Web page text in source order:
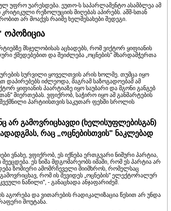
უარესდება. ეუთო-ს საპარლამენტო ასამბლეა ამ
რეზოლუციის მიღებას აპირებს. აშშ-სთან
არ მოაქვს რაიმე ხელშესახები შედეგი.
ოპოზიცია
მსჯელობისას აცხადებს, რომ ვიქტორ ყიფიანის
ქმედებებით და შეიძლება „ოცნების" მხარდამჭერთა
სურვილი ყოველთვის არის ხოლმე. თუმცა იყო
იძლეოდა, მაგრამ საზოგადოებამ ამ
ყიფიანის პაარტიაზე იყო საუბარი და მგონი განგებ
მიერთებას. ვფიქრობ, საჭირო იყო ამ განმარტების
პარტიისთვის საკუთარ ფეხში სროლის
არ გამოვრიცხავდი (ხელისუფლებისგან)
რაც „ოცნებისთვის" ნაკლებად
ვნახე, ვფიქრობ, ეს იქნება ერთგვარი ნიშური პარტია,
ეს ნიშა მდგომარეობს იმაში, რომ ეს პარტია არ
ზომიერი ამომრჩეველი მიიმხროს, რომელსაც
რომ ის შევიდეს „ოცნების" ელექტორალურ
ნაწილი", - განაცხადა ანჯაფარიძემ.
აგორება და ვითარების რადიკალიზაცია წესით არ უნდა
მოუტანა.